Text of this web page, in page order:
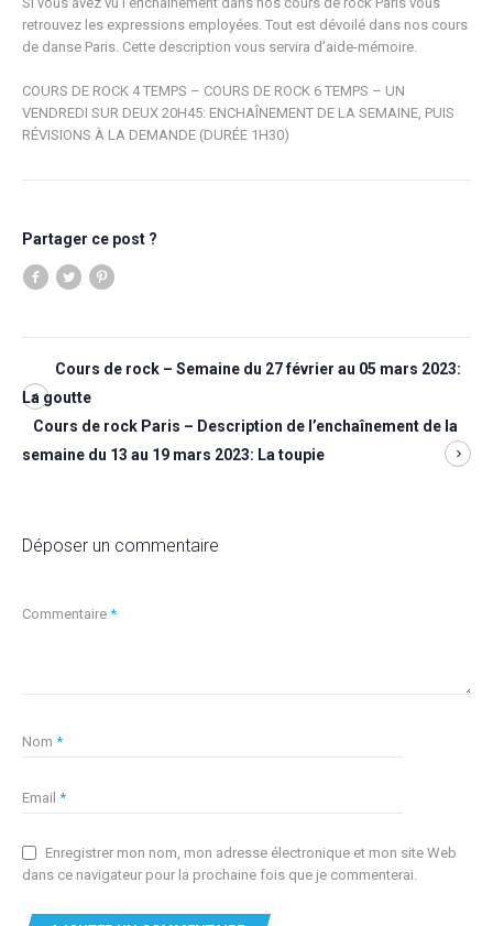
retrouvez les expressions employées. Tout est dévoilé dans nos cours
de danse Paris. Cette description vous servira d’aide-mémoire.
COURS DE ROCK 4 TEMPS – COURS DE ROCK 6 TEMPS – UN
VENDREDI SUR DEUX 20H45: ENCHAÎNEMENT DE LA SEMAINE, PUIS
RÉVISIONS À LA DEMANDE (DURÉE 1H30)
Partager ce post ?
Cours de rock – Semaine du 27 février au 05 mars 2023:
La goutte
Cours de rock Paris – Description de l’enchaînement de la
semaine du 13 au 19 mars 2023: La toupie
Déposer un commentaire
Commentaire *
Nom *
Email *
Enregistrer mon nom, mon adresse électronique et mon site Web
dans ce navigateur pour la prochaine fois que je commenterai.